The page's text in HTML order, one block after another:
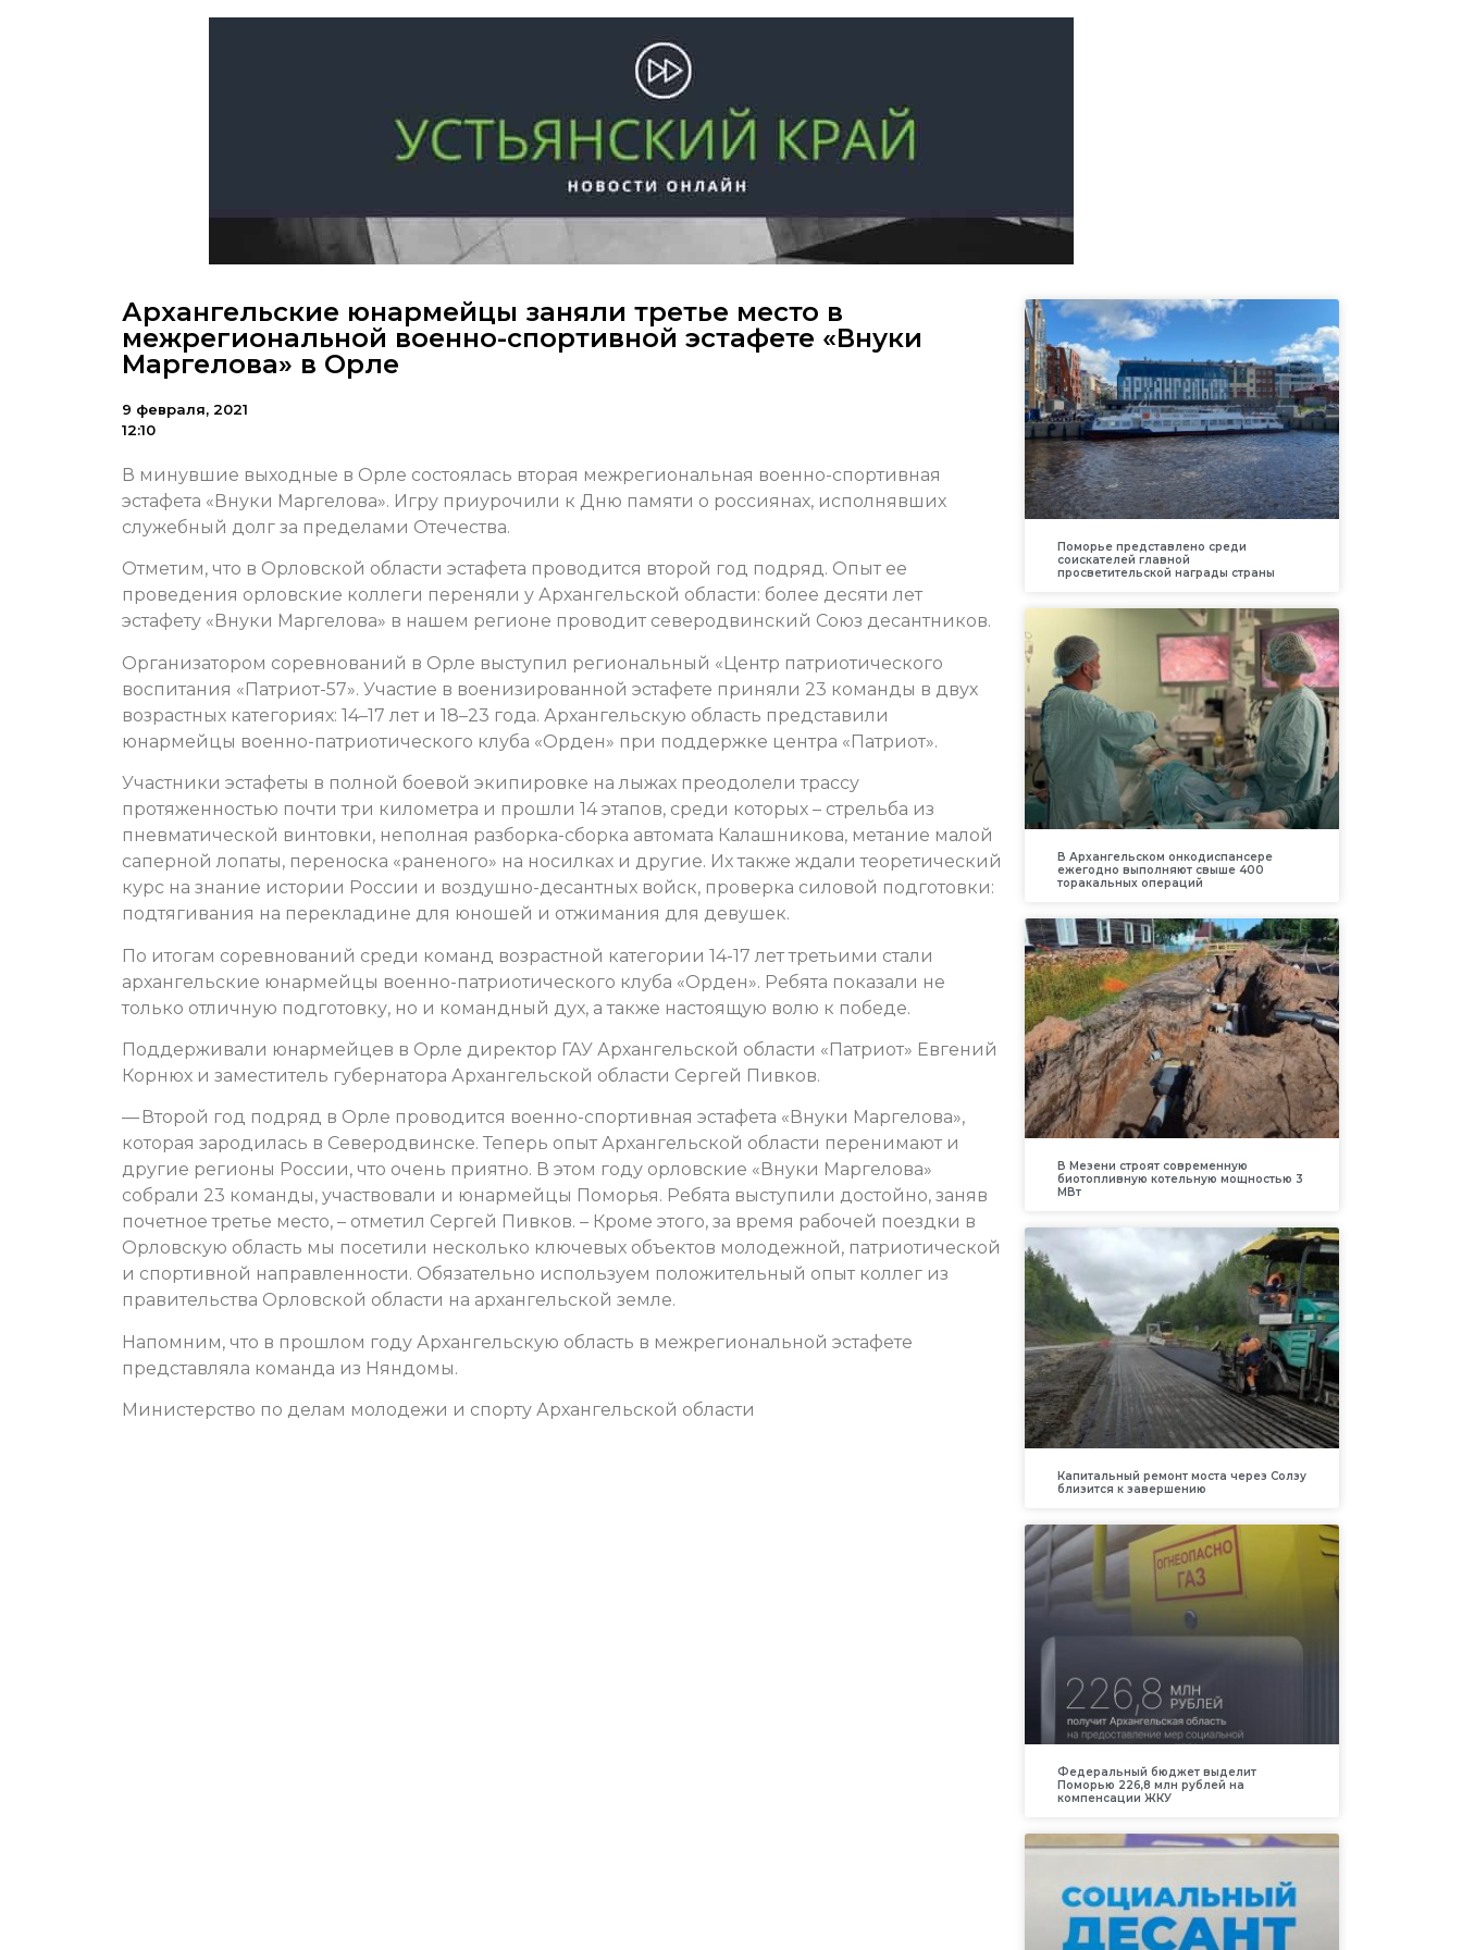
Архангельские юнармейцы заняли третье место в
межрегиональной военно-спортивной эстафете «Внуки
Маргелова» в Орле
9 февраля, 2021
12:10
В минувшие выходные в Орле состоялась вторая межрегиональная военно-спортивная
эстафета «Внуки Маргелова». Игру приурочили к Дню памяти о россиянах, исполнявших
служебный долг за пределами Отечества.
Отметим, что в Орловской области эстафета проводится второй год подряд. Опыт ее
проведения орловские коллеги переняли у Архангельской области: более десяти лет
эстафету «Внуки Маргелова» в нашем регионе проводит северодвинский Союз десантников.
Организатором соревнований в Орле выступил региональный «Центр патриотического
воспитания «Патриот-57». Участие в военизированной эстафете приняли 23 команды в двух
возрастных категориях: 14–17 лет и 18–23 года. Архангельскую область представили
юнармейцы военно-патриотического клуба «Орден» при поддержке центра «Патриот».
Участники эстафеты в полной боевой экипировке на лыжах преодолели трассу
протяженностью почти три километра и прошли 14 этапов, среди которых – стрельба из
пневматической винтовки, неполная разборка-сборка автомата Калашникова, метание малой
саперной лопаты, переноска «раненого» на носилках и другие. Их также ждали теоретический
курс на знание истории России и воздушно-десантных войск, проверка силовой подготовки:
подтягивания на перекладине для юношей и отжимания для девушек.
По итогам соревнований среди команд возрастной категории 14-17 лет третьими стали
архангельские юнармейцы военно-патриотического клуба «Орден». Ребята показали не
только отличную подготовку, но и командный дух, а также настоящую волю к победе.
Поддерживали юнармейцев в Орле директор ГАУ Архангельской области «Патриот» Евгений
Корнюх и заместитель губернатора Архангельской области Сергей Пивков.
— Второй год подряд в Орле проводится военно-спортивная эстафета «Внуки Маргелова»,
которая зародилась в Северодвинске. Теперь опыт Архангельской области перенимают и
другие регионы России, что очень приятно. В этом году орловские «Внуки Маргелова»
собрали 23 команды, участвовали и юнармейцы Поморья. Ребята выступили достойно, заняв
почетное третье место, – отметил Сергей Пивков. – Кроме этого, за время рабочей поездки в
Орловскую область мы посетили несколько ключевых объектов молодежной, патриотической
и спортивной направленности. Обязательно используем положительный опыт коллег из
правительства Орловской области на архангельской земле.
Напомним, что в прошлом году Архангельскую область в межрегиональной эстафете
представляла команда из Няндомы.
Министерство по делам молодежи и спорту Архангельской области
Поморье представлено среди
соискателей главной
просветительской награды страны
В Архангельском онкодиспансере
ежегодно выполняют свыше 400
торакальных операций
В Мезени строят современную
биотопливную котельную мощностью 3
МВт
Капитальный ремонт моста через Солзу
близится к завершению
Федеральный бюджет выделит
Поморью 226,8 млн рублей на
компенсации ЖКУ